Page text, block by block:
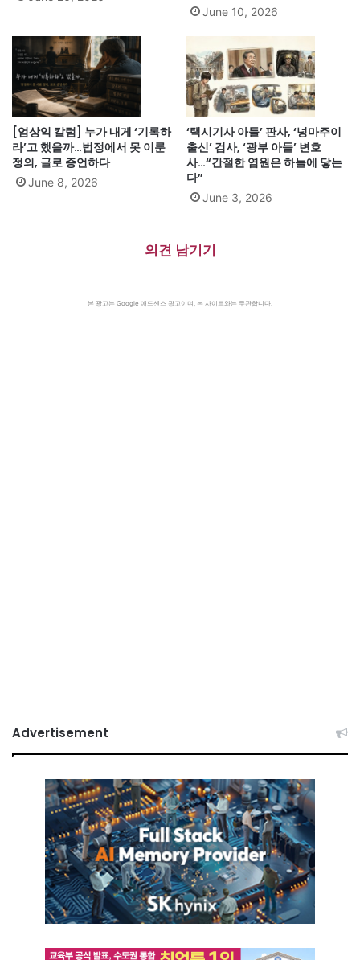
June 10, 2026
[엄상익 칼럼] 누가 내게 ‘기록하
라’고 했을까…법정에서 못 이룬
정의, 글로 증언하다
June 8, 2026
‘택시기사 아들’ 판사, ‘넝마주이
출신’ 검사, ‘광부 아들’ 변호
사…“간절한 염원은 하늘에 닿는
다”
June 3, 2026
의견 남기기
본 광고는 Google 애드센스 광고이며, 본 사이트와는 무관합니다.
Advertisement